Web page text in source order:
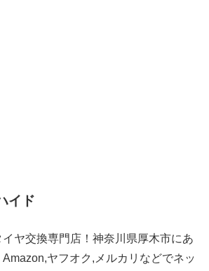
イド
ヤ交換専門店！神奈川県厚木市にあ
ヤフオク,メルカリなどでネッ